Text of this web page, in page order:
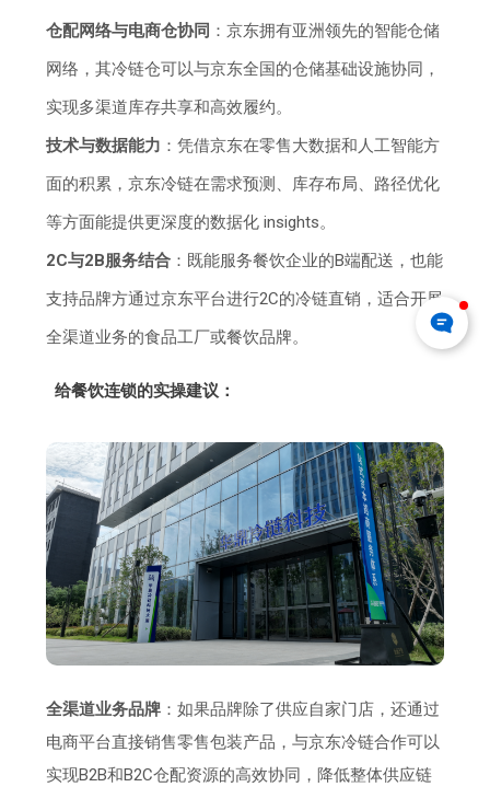
仓配网络与电商仓协同 ：京东拥有亚洲领先的智能仓储
网络，其冷链仓可以与京东全国的仓储基础设施协同，
实现多渠道库存共享和高效履约。
技术与数据能力 ：凭借京东在零售大数据和人工智能方
面的积累，京东冷链在需求预测、库存布局、路径优化
等方面能提供更深度的数据化 insights。
2C与2B服务结合 ：既能服务餐饮企业的B端配送，也能
支持品牌方通过京东平台进行2C的冷链直销，适合开展
全渠道业务的食品工厂或餐饮品牌。
给餐饮连锁的实操建议：
全渠道业务品牌 ：如果品牌除了供应自家门店，还通过
电商平台直接销售零售包装产品，与京东冷链合作可以
实现B2B和B2C仓配资源的高效协同，降低整体供应链